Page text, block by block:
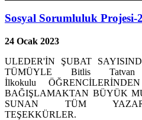
Sosyal Sorumluluk Projesi-
24 Ocak 2023
ULEDER'İN ŞUBAT
TÜMÜYLE Bitlis
İlkokulu
BAĞIŞLAMAKTAN BÜYÜK
SUNAN TÜM
TEŞEKKÜRLER.